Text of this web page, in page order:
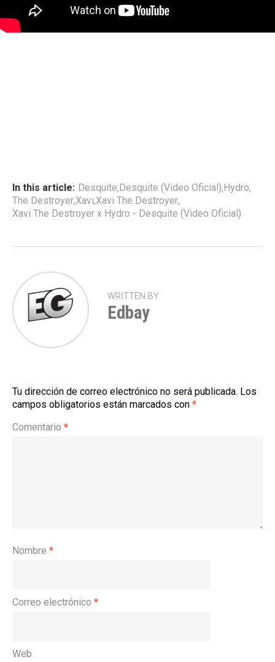
In this article: Desquite,Desquite (Video Oficial),Hydro,
The Destroyer,Xavi,Xavi The Destroyer,
Xavi The Destroyer x Hydro - Desquite (Video Oficial)
WRITTEN BY
Edbay
Tu dirección de correo electrónico no será publicada. Los
campos obligatorios están marcados con *
Comentario *
Nombre *
Correo electrónico *
Web